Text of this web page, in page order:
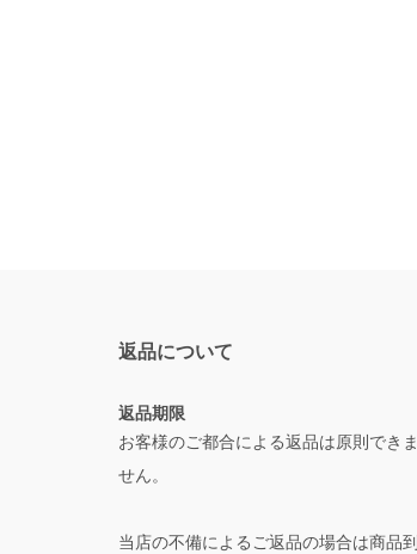
返品について
返品期限
お客様のご都合による返品は原則できま
せん。
当店の不備によるご返品の場合は商品到